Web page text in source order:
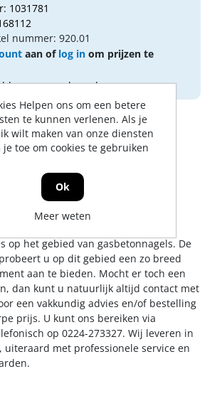
1031781
nummer: 920.01
aan of log in om prijzen te
morgen geleverd
tonen
op het gebied van gasbetonnagels. De
probeert u op dit gebied een zo breed
aan te bieden. Mocht er toch een
dan kunt u natuurlijk altijd contact met
een vakkundig advies en/of bestelling
prijs. U kunt ons bereiken via
op 0224-273327. Wij leveren in
uiteraard met professionele service en
Helpen ons om een betere
te kunnen verlenen. Als je
wilt maken van onze diensten
je toe om cookies te gebruiken
Ok
Meer weten